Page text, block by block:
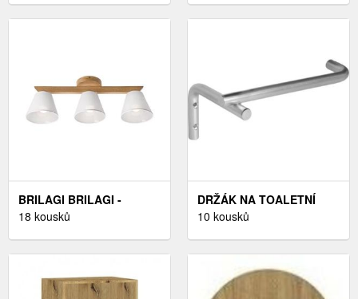
BRILAGI BRILAGI -
PŘISAZENÝ LUSTR
18 kousků
DRŽÁK NA TOALETNÍ
PAPÍR - BARVY NEREZ
10 kousků